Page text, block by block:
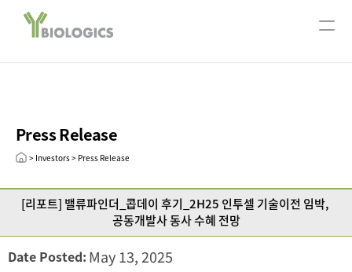
CEO message
Leadership
Research Areas
Technology
Pipeline
Press Release
> Investors > Press Release
[리포트] 밸류파인더_콥데이 후기_2H25 인투셀 기술이전 임박,
공동개발사 동사 수혜 전망
May 13, 2025
Date Posted: